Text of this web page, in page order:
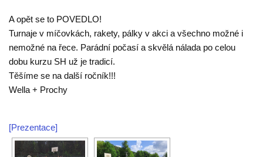
A opět se to POVEDLO!
Turnaje v míčovkách, rakety, pálky v akci a všechno možné i
nemožné na řece. Parádní počasí a skvělá nálada po celou
dobu kurzu SH už je tradicí.
Těšíme se na další ročník!!!
Wella + Prochy
[Prezentace]